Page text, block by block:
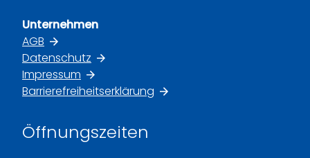
Unternehmen
AGB
Datenschutz
Impressum
Barrierefreiheitserklärung
Öffnungszeiten